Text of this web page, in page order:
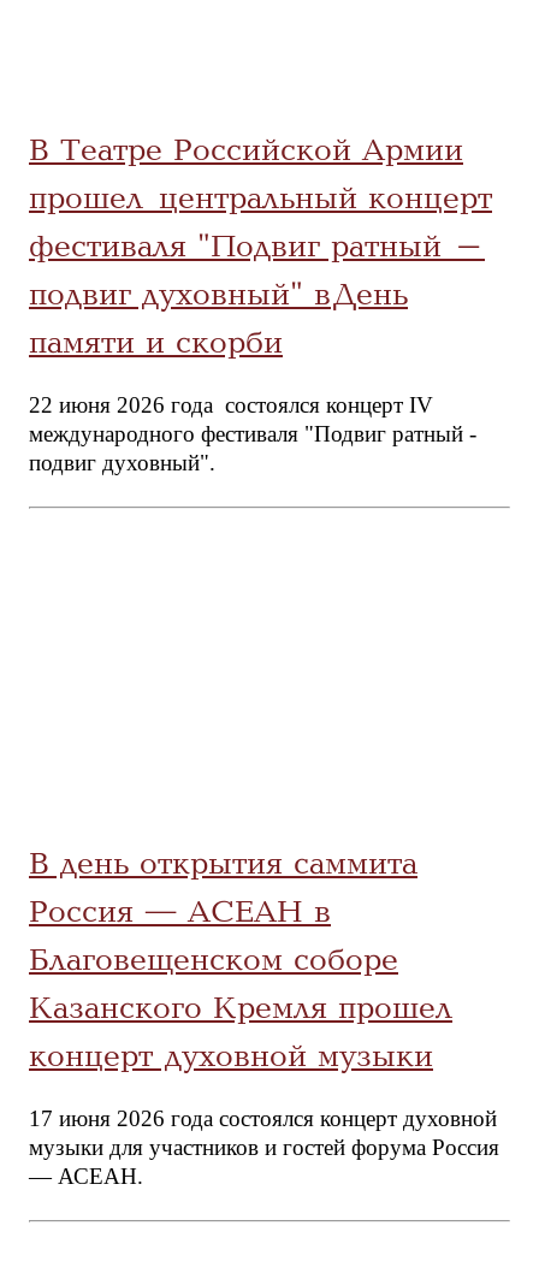
В Театре Российской Армии
прошел центральный концерт
фестиваля "Подвиг ратный -
подвиг духовный" в День
памяти и скорби
22 июня 2026 года состоялся концерт IV
международного фестиваля "Подвиг ратный -
подвиг духовный".
В день открытия саммита
Россия — АСЕАН в
Благовещенском соборе
Казанского Кремля прошел
концерт духовной музыки
17 июня 2026 года состоялся концерт духовной
музыки для участников и гостей форума Россия
— АСЕАН.